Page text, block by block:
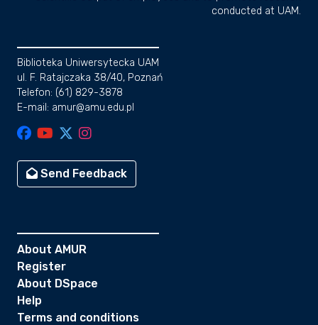
conducted at UAM.
Biblioteka Uniwersytecka UAM
ul. F. Ratajczaka 38/40, Poznań
Telefon: (61) 829-3878
E-mail: amur@amu.edu.pl
Send Feedback
About AMUR
Register
About DSpace
Help
Terms and conditions